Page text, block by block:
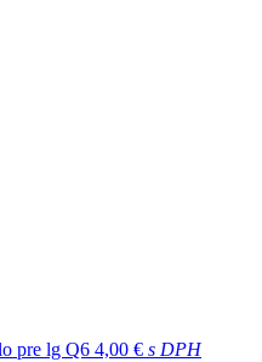
pre lg Q6 4,00 € s DPH